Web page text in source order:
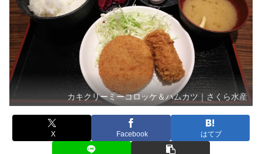
カキクリーミーコロッケ＆ハムカツ｜さくら水産
X Facebook はてブ